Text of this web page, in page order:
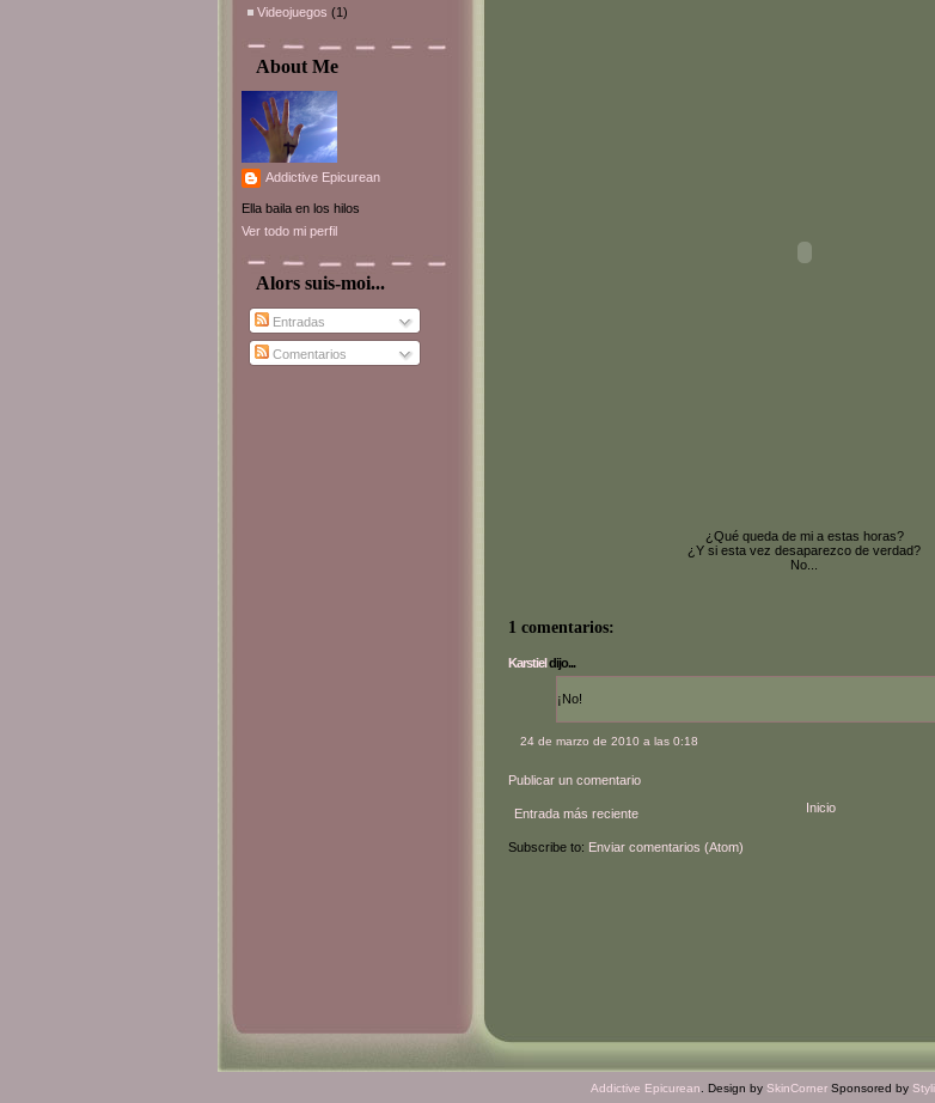
Videojuegos (1)
About Me
Addictive Epicurean
Ella baila en los hilos
Ver todo mi perfil
Alors suis-moi...
Entradas
Comentarios
¿Qué queda de mi a estas horas?
¿Y si esta vez desaparezco de verdad?
No...
1 comentarios:
Karstieldijo...
¡No!
24 de marzo de 2010 a las 0:18
Publicar un comentario
Entrada más reciente Inicio
Subscribe to: Enviar comentarios (Atom)
Addictive Epicurean. Design by SkinCornerSponsored by